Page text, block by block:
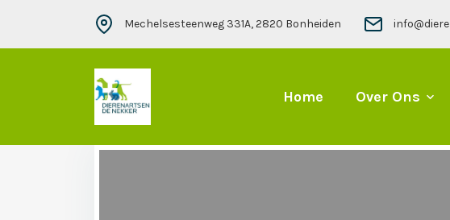
Mechelsesteenweg 331A, 2820 Bonheiden
Home Over Ons